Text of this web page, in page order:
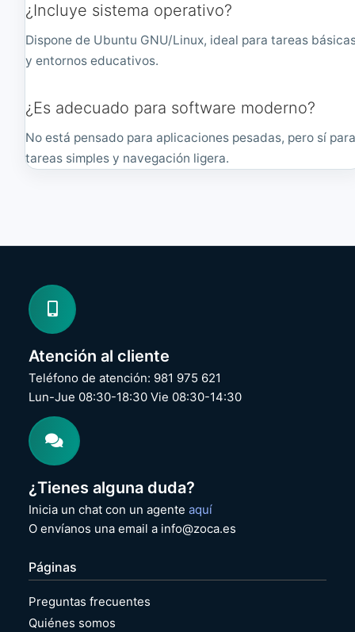
¿Incluye sistema operativo?
Dispone de Ubuntu GNU/Linux, ideal para tareas
y entornos educativos.
¿Es adecuado para software moderno?
No está pensado para aplicaciones pesadas, pero sí
tareas simples y navegación ligera.
Atención al cliente
Teléfono de atención: 981 975 621
Lun-Jue 08:30-18:30 Vie 08:30-14:30
¿Tienes alguna duda?
Inicia un chat con un agenteaquí
O envíanos una email a info@zoca.es
Páginas
Preguntas frecuentes
Quiénes somos